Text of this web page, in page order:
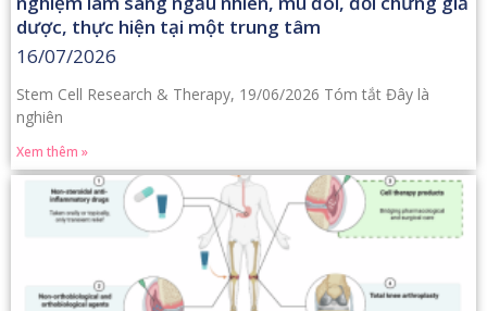
dược, thực hiện tại một trung tâm
16/07/2026
Stem Cell Research & Therapy, 19/06/2026 Tóm tắt Đây là
nghiên
Xem thêm »